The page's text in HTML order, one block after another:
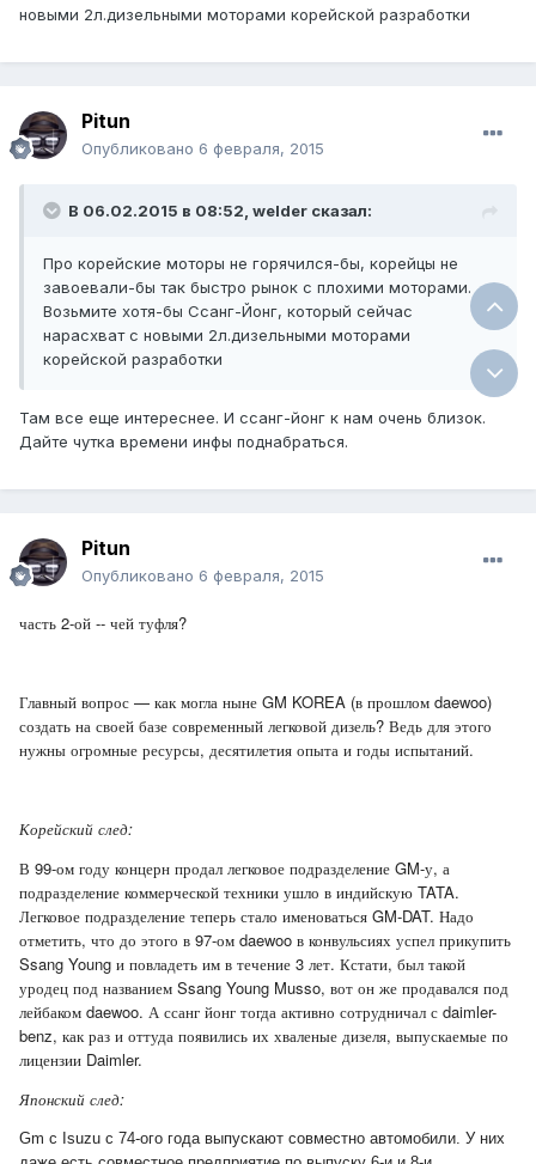
новыми 2л.дизельными моторами корейской разработки
Pitun
Опубликовано 6 февраля, 2015
В 06.02.2015 в 08:52, welder сказал:
Про корейские моторы не горячился-бы, корейцы не
завоевали-бы так быстро рынок с плохими моторами.
Возьмите хотя-бы Ссанг-Йонг, который сейчас
нарасхват с новыми 2л.дизельными моторами
корейской разработки
Там все еще интереснее. И ссанг-йонг к нам очень близок.
Дайте чутка времени инфы поднабраться.
Pitun
Опубликовано 6 февраля, 2015
часть 2-ой -- чей туфля?
Главный вопрос — как могла ныне GM KOREA (в прошлом daewoo)
создать на своей базе современный легковой дизель? Ведь для этого
нужны огромные ресурсы, десятилетия опыта и годы испытаний.
Корейский след:
В 99-ом году концерн продал легковое подразделение GM-у, а
подразделение коммерческой техники ушло в индийскую TATA.
Легковое подразделение теперь стало именоваться GM-DAT. Надо
отметить, что до этого в 97-ом daewoo в конвульсиях успел прикупить
Ssang Young и повладеть им в течение 3 лет. Кстати, был такой
уродец под названием Ssang Young Musso, вот он же продавался под
лейбаком daewoo. А ссанг йонг тогда активно сотрудничал с daimler-
benz, как раз и оттуда появились их хваленые дизеля, выпускаемые по
лицензии Daimler.
Японский след:
Gm c Isuzu c 74-ого года выпускают совместно автомобили. У них